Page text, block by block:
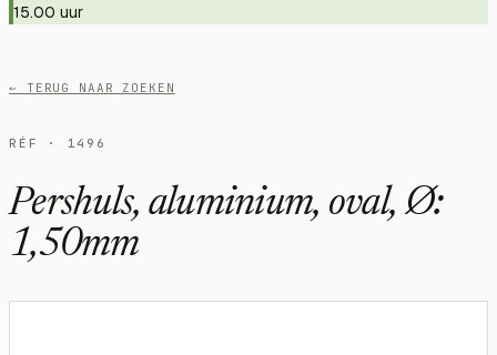
15.00 uur
← TERUG NAAR ZOEKEN
RÉF · 1496
Pershuls, aluminium, oval, Ø:
1,50mm